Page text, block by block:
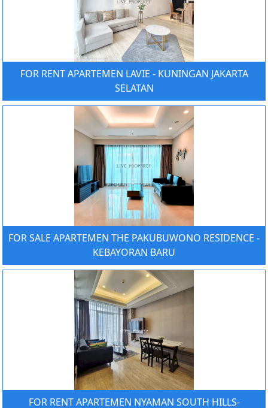
FOR RENT APARTEMEN LAVIE - KUNINGAN JAKARTA
SELATAN
FOR SALE APARTEMEN THE PAKUBUWONO RESIDENCE -
KEBAYORAN BARU
FOR RENT APARTEMEN NYAMAN SOUTH HILLS-